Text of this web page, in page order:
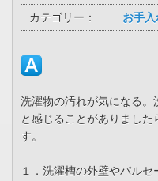
カテゴリー： お手入
洗濯物の汚れが気になる
と感じることがありまし
す。
１．洗濯槽の外壁やパル